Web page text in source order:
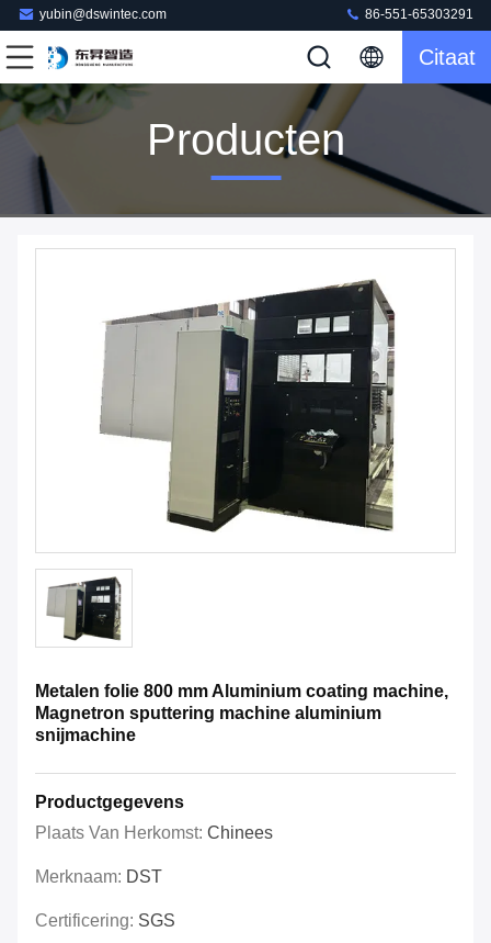
yubin@dswintec.com 86-551-65303291
Citaat
Producten
Metalen folie 800 mm Aluminium coating machine,
Magnetron sputtering machine aluminium
snijmachine
Productgegevens
Plaats Van Herkomst: Chinees
Merknaam: DST
Certificering: SGS